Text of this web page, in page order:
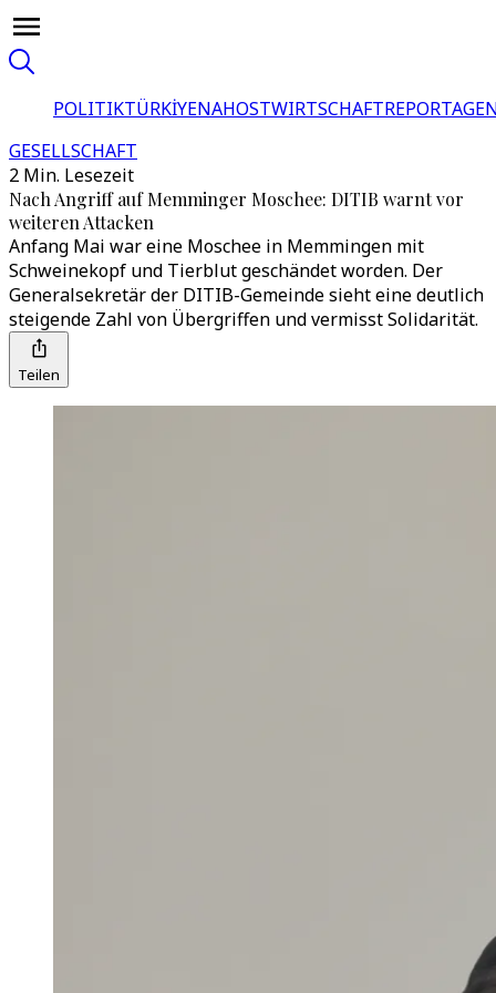
POLITIKTÜRKİYENAHOSTWIRTSCHAFT
GESELLSCHAFT
2 Min. Lesezeit
Nach Angriff auf Memminger Moschee: DITIB warnt vor
weiteren Attacken
Anfang Mai war eine Moschee in Memmingen mit
Schweinekopf und Tierblut geschändet worden. Der
Generalsekretär der DITIB-Gemeinde sieht eine deutlich
steigende Zahl von Übergriffen und vermisst Solidarität.
Teilen